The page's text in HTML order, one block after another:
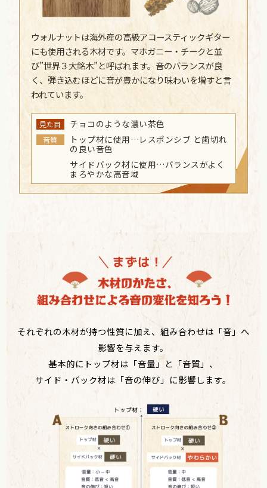
ウォルナットは海外産の高級アコースティックギター
にも使用される木材です。マホガニー・チークと並
び”世界３大銘木”と呼ばれます。音のバランスが良
く、弾き込むほどに音が豊かになり味わいを増すと言
われています。
見た目 チョコのような濃い茶色
音質
トップ材に使用…レスポンシブ と歯切れ
の良い音色
サイドバック材に使用…バランスがよく
まろやかな高音域
それぞれの木材が持つ性質に加え、組み合わせは「音」へ
影響を与えます。
基本的にトップ材は「音量」と「音質」、
サイド・バック材は「音の伸び」に影響します。